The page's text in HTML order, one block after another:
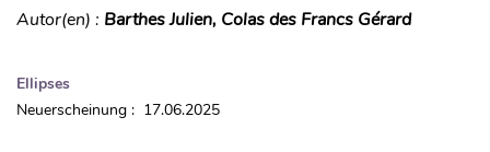
Autor(en) : Barthes Julien, Colas des Francs Gérard
Ellipses
Neuerscheinung : 17.06.2025